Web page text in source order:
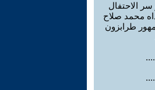
سر الاحتفال
محمد صلاح
طرابزون